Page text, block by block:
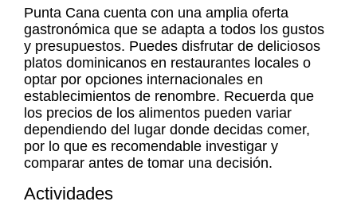
Punta Cana cuenta con una amplia oferta
gastronómica que se adapta a todos los gustos
y presupuestos. Puedes disfrutar de deliciosos
platos dominicanos en restaurantes locales o
optar por opciones internacionales en
establecimientos de renombre. Recuerda que
los precios de los alimentos pueden variar
dependiendo del lugar donde decidas comer,
por lo que es recomendable investigar y
comparar antes de tomar una decisión.
Actividades